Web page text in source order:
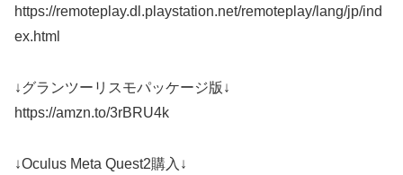
https://remoteplay.dl.playstation.net/remoteplay/lang/jp/ind
ex.html
↓グランツーリスモパッケージ版↓
https://amzn.to/3rBRU4k
↓Oculus Meta Quest2購入↓